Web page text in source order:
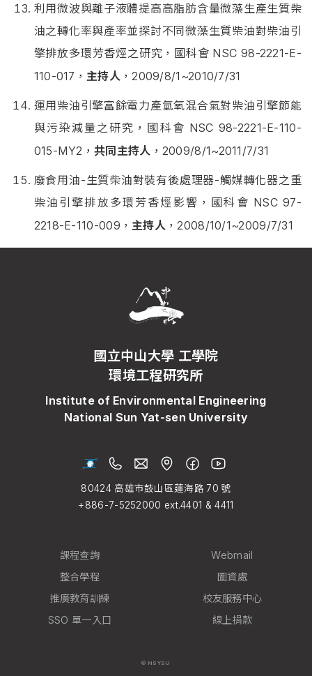
利用微波與離子液體提高高脂肪含量微藻生產生質柴
油之轉化率與產率並探討不同微藻生質柴油對柴油引
擎排放多環芳香烴之研究，國科會 NSC 98-2221-E-
110-017，主持人，2009/8/1~2010/7/31
運用柴油引擎富餘電力產氫氧混合氣對柴油引擎節能
與污染減量之研究，國科會 NSC 98-2221-E-110-
015-MY2，共同主持人 ，2009/8/1~2011/7/31
廢食用油-生質柴油對裝有後處理器-觸媒轉化器之重
柴油引擎排放多環芳香烴影響，國科會 NSC 97-
2218-E-110-009，主持人 ，2008/10/1~2009/7/31
國立中山大學 工學院
環境工程研究所
Institute of Environmental Engineering
National Sun Yat-sen University
80424 高雄市鼓山區蓮海路 70 號
+886-7-5252000 ext.4401 & 4411
課程查詢
整合學程
推廣教育訓練
SSO 單一入口
Webmail
圖資處
校友服務中心
線上捐款
© NSYSU